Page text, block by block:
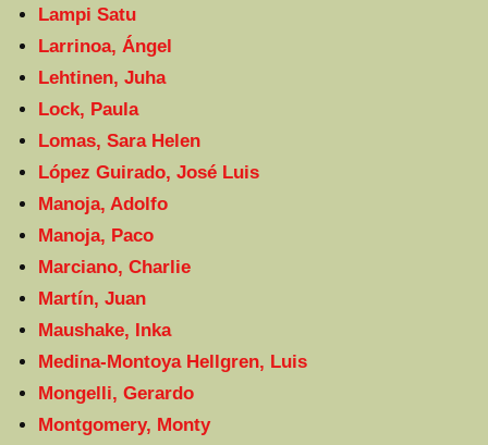
Lampi Satu
Larrinoa, Ángel
Lehtinen, Juha
Lock, Paula
Lomas, Sara Helen
López Guirado, José Luis
Manoja, Adolfo
Manoja, Paco
Marciano, Charlie
Martín, Juan
Maushake, Inka
Medina-Montoya Hellgren, Luis
Mongelli, Gerardo
Montgomery, Monty